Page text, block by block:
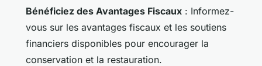
Bénéficiez des Avantages Fiscaux : Informez-
vous sur les avantages fiscaux et les soutiens
financiers disponibles pour encourager la
conservation et la restauration.